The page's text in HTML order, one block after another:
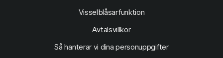
Visselblåsarfunktion
Avtalsvillkor
Så hanterar vi dina personuppgifter